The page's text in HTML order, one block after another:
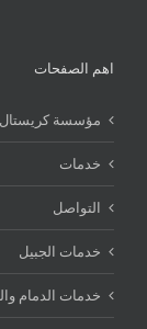
اهم الصفحات
مؤسسة كريستال
خدمات
التواصل
خدمات الجبيل
خدمات الدمام